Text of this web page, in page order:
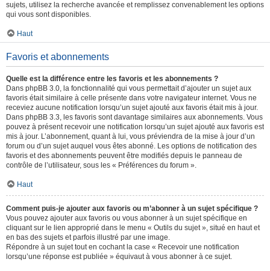
sujets, utilisez la recherche avancée et remplissez convenablement les options
qui vous sont disponibles.
Haut
Favoris et abonnements
Quelle est la différence entre les favoris et les abonnements ?
Dans phpBB 3.0, la fonctionnalité qui vous permettait d’ajouter un sujet aux
favoris était similaire à celle présente dans votre navigateur internet. Vous ne
receviez aucune notification lorsqu’un sujet ajouté aux favoris était mis à jour.
Dans phpBB 3.3, les favoris sont davantage similaires aux abonnements. Vous
pouvez à présent recevoir une notification lorsqu’un sujet ajouté aux favoris est
mis à jour. L’abonnement, quant à lui, vous préviendra de la mise à jour d’un
forum ou d’un sujet auquel vous êtes abonné. Les options de notification des
favoris et des abonnements peuvent être modifiés depuis le panneau de
contrôle de l’utilisateur, sous les « Préférences du forum ».
Haut
Comment puis-je ajouter aux favoris ou m’abonner à un sujet spécifique ?
Vous pouvez ajouter aux favoris ou vous abonner à un sujet spécifique en
cliquant sur le lien approprié dans le menu « Outils du sujet », situé en haut et
en bas des sujets et parfois illustré par une image.
Répondre à un sujet tout en cochant la case « Recevoir une notification
lorsqu’une réponse est publiée » équivaut à vous abonner à ce sujet.